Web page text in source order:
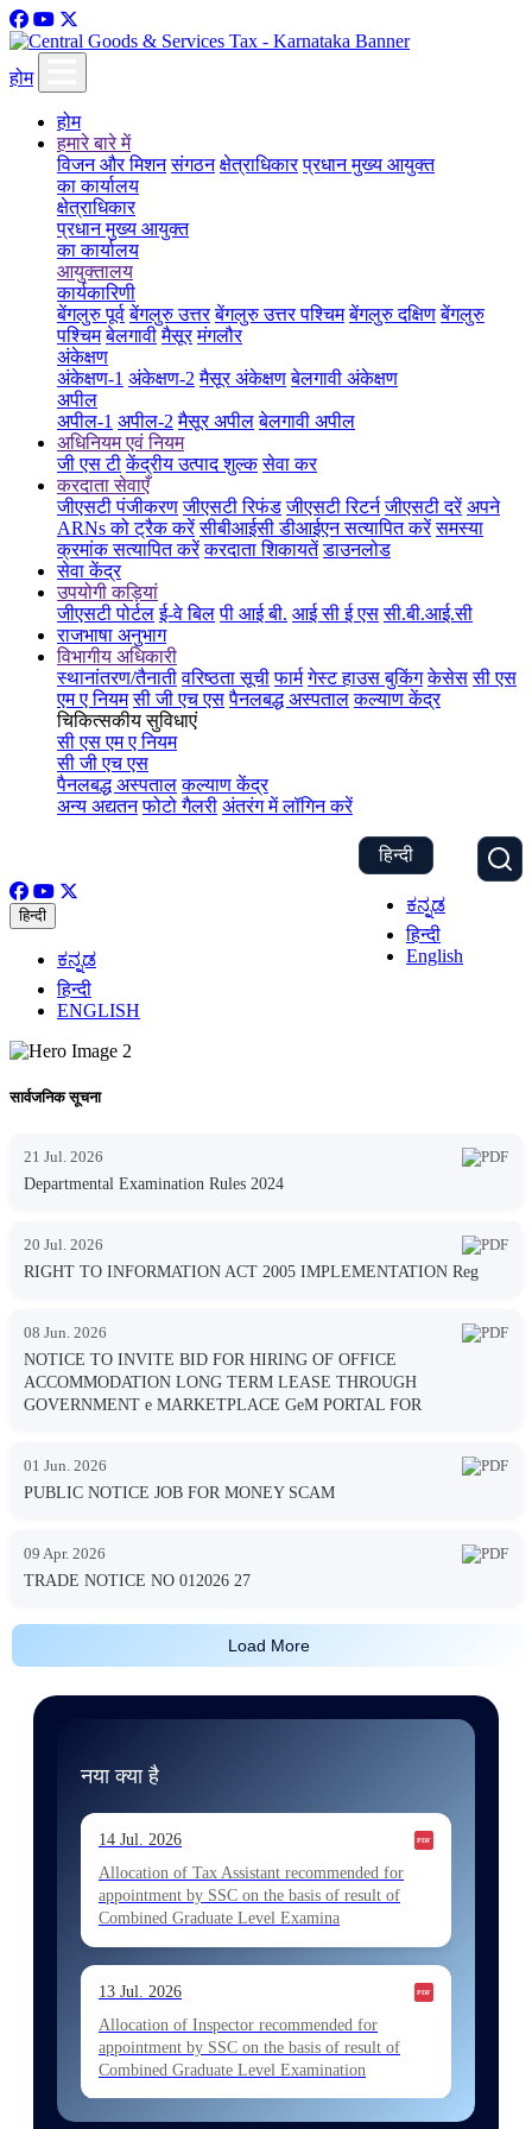
होम
होम
हमारे बारे में
विजन और मिशन संगठन क्षेत्राधिकार प्रधान मुख्य आयुक्त
का कार्यालय
क्षेत्राधिकार
प्रधान मुख्य आयुक्त
का कार्यालय
आयुक्तालय
कार्यकारिणी
बेंगलुरु पूर्व बेंगलुरु उत्तर बेंगलुरु उत्तर पश्चिम बेंगलुरु दक्षिण बेंगलुरु
पश्चिम बेलगावी मैसूर मंगलौर
अंकेक्षण
अंकेक्षण-1 अंकेक्षण-2 मैसूर अंकेक्षण बेलगावी अंकेक्षण
अपील
अपील-1 अपील-2 मैसूर अपील बेलगावी अपील
अधिनियम एवं नियम
जी एस टी केंद्रीय उत्पाद शुल्क सेवा कर
करदाता सेवाएँ
जीएसटी पंजीकरण जीएसटी रिफंड जीएसटी रिटर्न जीएसटी दरें अपने
ARNs को ट्रैक करें सीबीआईसी डीआईएन सत्यापित करें समस्या
क्रमांक सत्यापित करें करदाता शिकायतें डाउनलोड
सेवा केंद्र
उपयोगी कड़ियां
जीएसटी पोर्टल ई-वे बिल पी आई बी. आई सी ई एस सी.बी.आई.सी
राजभाषा अनुभाग
विभागीय अधिकारी
स्थानांतरण/तैनाती वरिष्ठता सूची फार्म गेस्ट हाउस बुकिंग केसेस सी एस
एम ए नियम सी जी एच एस पैनलबद्ध अस्पताल कल्याण केंद्र
चिकित्सकीय सुविधाएं
सी एस एम ए नियम
सी जी एच एस
पैनलबद्ध अस्पताल कल्याण केंद्र
अन्य अद्यतन फोटो गैलरी अंतरंग में लॉगिन करें
हिन्दी
ಕನ್ನಡ
हिन्दी
English
हिन्दी
ಕನ್ನಡ
हिन्दी
ENGLISH
सार्वजनिक सूचना
21 Jul. 2026
Departmental Examination Rules 2024
20 Jul. 2026
RIGHT TO INFORMATION ACT 2005 IMPLEMENTATION Reg
08 Jun. 2026
NOTICE TO INVITE BID FOR HIRING OF OFFICE
ACCOMMODATION LONG TERM LEASE THROUGH
GOVERNMENT e MARKETPLACE GeM PORTAL FOR
01 Jun. 2026
PUBLIC NOTICE JOB FOR MONEY SCAM
09 Apr. 2026
TRADE NOTICE NO 012026 27
Load More
नया क्या है
14 Jul. 2026
Allocation of Tax Assistant recommended for
appointment by SSC on the basis of result of
Combined Graduate Level Examina
13 Jul. 2026
Allocation of Inspector recommended for
appointment by SSC on the basis of result of
Combined Graduate Level Examination